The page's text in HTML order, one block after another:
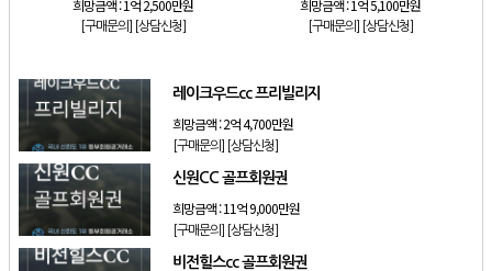
더시에나서울cc 회원권
희망금액 :1억 2,500만원
[구매문의] [상담신청]
희망금액 :1억 5,100만원
[구매문의] [상담신청]
레이크우드cc 프리빌리지
희망금액 :2억 4,700만원
[구매문의] [상담신청]
신원CC 골프회원권
희망금액 :11억 9,000만원
[구매문의] [상담신청]
비전힐스cc 골프회원권